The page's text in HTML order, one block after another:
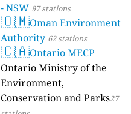
- NSW 97 stations
🇴🇲Oman Environment
Authority 62 stations
🇨🇦Ontario MECP
Ontario Ministry of the
Environment,
Conservation and Parks27